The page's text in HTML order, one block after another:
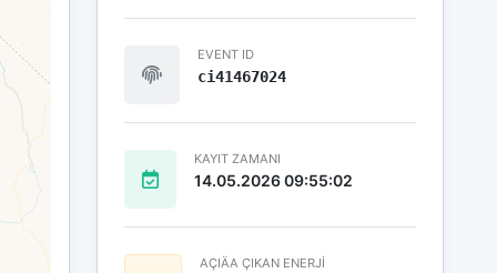
EVENT ID
ci41467024
KAYIT ZAMANI
14.05.2026 09:55:02
AÇIÄA ÇIKAN ENERJİ